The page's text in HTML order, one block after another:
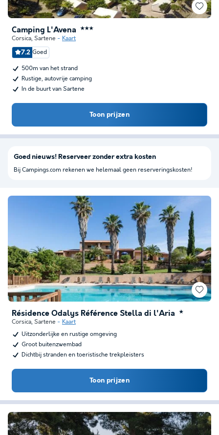
Camping L'Avena ★★★
Corsica, Sartene Kaart
7.2 Goed
500m van het strand
Rustige, autovrije camping
In de buurt van Sartene
Toon prijzen
Résidence Odalys Référence Stella di l'Aria ★
Corsica, Sartene
Kaart
Uitzonderlijke en rustige omgeving
Groot buitenzwembad
Dichtbij stranden en toeristische trekpleisters
Toon prijzen
Goed nieuws! Reserveer zonder extra kosten
Bij Campings.com rekenen we helemaal geen reserveringskosten!